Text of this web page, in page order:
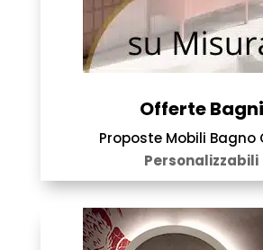
Offerte Bagni
Proposte Mobili Bagno
Personalizzabili